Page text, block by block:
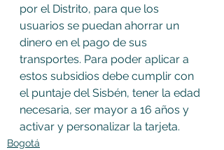
por el Distrito, para que los
usuarios se puedan ahorrar un
dinero en el pago de sus
transportes. Para poder aplicar a
estos subsidios debe cumplir con
el puntaje del Sisbén, tener la edad
necesaria, ser mayor a 16 años y
activar y personalizar la tarjeta.
Bogotá